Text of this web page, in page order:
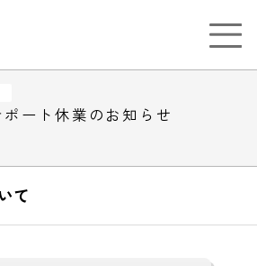
ート休業のお知らせ
て